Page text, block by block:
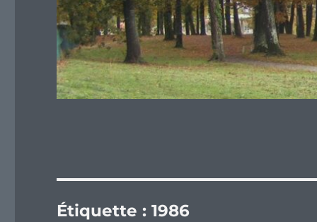
Étiquette :1986